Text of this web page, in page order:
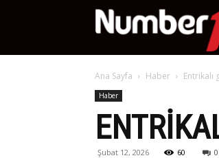
Ana Sayfa Haber Entrikalı
Haber
Şubat 12, 2026 60 0